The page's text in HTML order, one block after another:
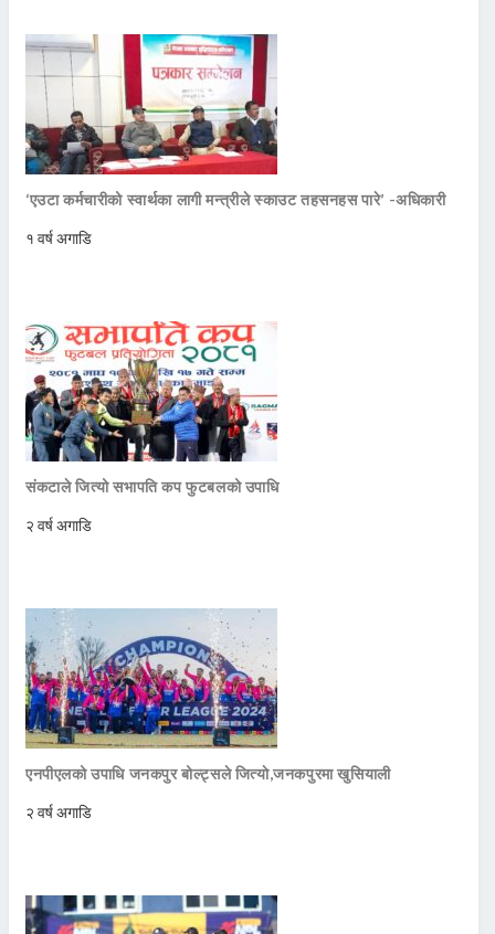
‘एउटा कर्मचारीको स्वार्थका लागी मन्त्रीले स्काउट तहसनहस पारे’ -अधिकारी
१ वर्ष अगाडि
संकटाले जित्यो सभापति कप फुटबलको उपाधि
२ वर्ष अगाडि
एनपीएलको उपाधि जनकपुर बोल्ट्सले जित्याे,जनकपुरमा खुसियाली
२ वर्ष अगाडि